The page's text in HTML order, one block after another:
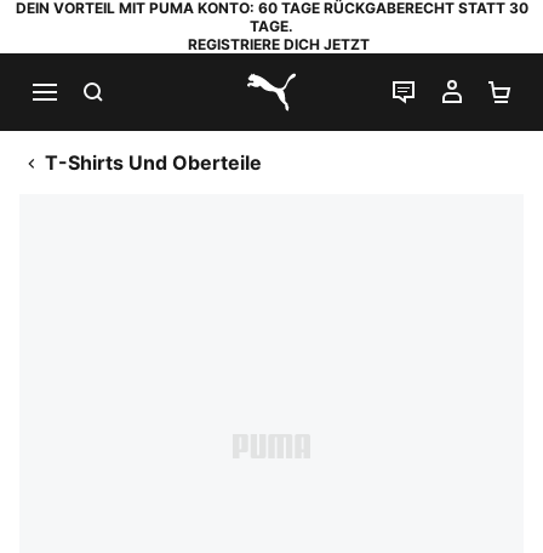
DEIN VORTEIL MIT PUMA KONTO: 60 TAGE RÜCKGABERECHT STATT 30
TAGE.
REGISTRIERE DICH JETZT
PUMA.com
LIVE-CHAT
MEIN
T-Shirts Und Oberteile